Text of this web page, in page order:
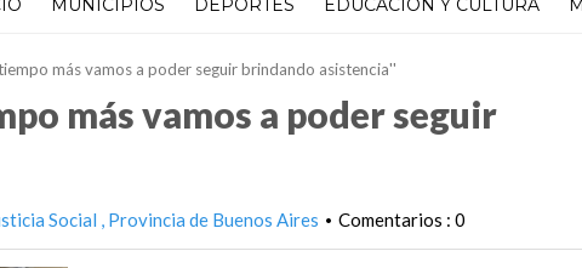
MUNICIPIOS DEPORTES EDUCACIÓN Y CULTURA
más vamos a poder seguir brindando asistencia''
más vamos a poder seguir
Social Provincia de Buenos Aires • Comentarios : 0